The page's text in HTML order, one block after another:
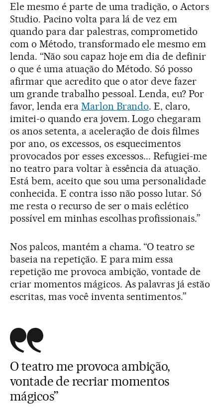
Ele mesmo é parte de uma tradição, o Actors
Studio. Pacino volta para lá de vez em
quando para dar palestras, comprometido
com o Método, transformado ele mesmo em
lenda. “Não sou capaz hoje em dia de definir
o que é uma atuação do Método. Só posso
afirmar que acredito que o ator deve fazer
um grande trabalho pessoal. Lenda, eu? Por
favor, lenda era Marlon Brando. E, claro,
imitei-o quando era jovem. Logo chegaram
os anos setenta, a aceleração de dois filmes
por ano, os excessos, os esquecimentos
provocados por esses excessos... Refugiei-me
no teatro para voltar à essência da atuação.
Está bem, aceito que sou uma personalidade
conhecida. E contra isso não posso lutar. Só
me resta o recurso de ser o mais eclético
possível em minhas escolhas profissionais.”
Nos palcos, mantém a chama. “O teatro se
baseia na repetição. E para mim essa
repetição me provoca ambição, vontade de
criar momentos mágicos. As palavras já estão
escritas, mas você inventa sentimentos.”
O teatro me provoca ambição,
vontade de recriar momentos
mágicos”